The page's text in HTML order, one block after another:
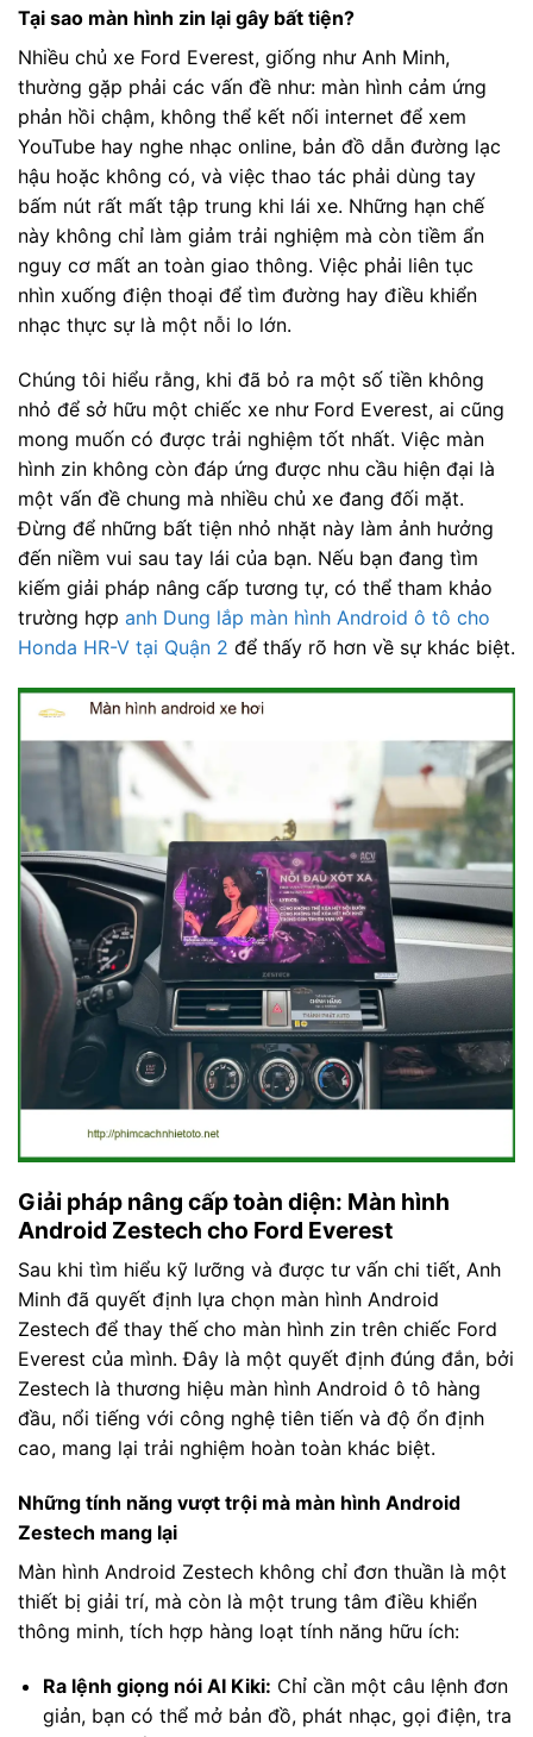
Tại sao màn hình zin lại gây bất tiện?
Nhiều chủ xe Ford Everest, giống như Anh Minh,
thường gặp phải các vấn đề như: màn hình cảm ứng
phản hồi chậm, không thể kết nối internet để xem
YouTube hay nghe nhạc online, bản đồ dẫn đường lạc
hậu hoặc không có, và việc thao tác phải dùng tay
bấm nút rất mất tập trung khi lái xe. Những hạn chế
này không chỉ làm giảm trải nghiệm mà còn tiềm ẩn
nguy cơ mất an toàn giao thông. Việc phải liên tục
nhìn xuống điện thoại để tìm đường hay điều khiển
nhạc thực sự là một nỗi lo lớn.
Chúng tôi hiểu rằng, khi đã bỏ ra một số tiền không
nhỏ để sở hữu một chiếc xe như Ford Everest, ai cũng
mong muốn có được trải nghiệm tốt nhất. Việc màn
hình zin không còn đáp ứng được nhu cầu hiện đại là
một vấn đề chung mà nhiều chủ xe đang đối mặt.
Đừng để những bất tiện nhỏ nhặt này làm ảnh hưởng
đến niềm vui sau tay lái của bạn. Nếu bạn đang tìm
kiếm giải pháp nâng cấp tương tự, có thể tham khảo
trường hợp anh Dung lắp màn hình Android ô tô cho
Honda HR-V tại Quận 2 để thấy rõ hơn về sự khác biệt.
Giải pháp nâng cấp toàn diện: Màn hình
Android Zestech cho Ford Everest
Sau khi tìm hiểu kỹ lưỡng và được tư vấn chi tiết, Anh
Minh đã quyết định lựa chọn màn hình Android
Zestech để thay thế cho màn hình zin trên chiếc Ford
Everest của mình. Đây là một quyết định đúng đắn, bởi
Zestech là thương hiệu màn hình Android ô tô hàng
đầu, nổi tiếng với công nghệ tiên tiến và độ ổn định
cao, mang lại trải nghiệm hoàn toàn khác biệt.
Những tính năng vượt trội mà màn hình Android
Zestech mang lại
Màn hình Android Zestech không chỉ đơn thuần là một
thiết bị giải trí, mà còn là một trung tâm điều khiển
thông minh, tích hợp hàng loạt tính năng hữu ích:
Ra lệnh giọng nói AI Kiki: Chỉ cần một câu lệnh đơn
giản, bạn có thể mở bản đồ, phát nhạc, gọi điện, tra